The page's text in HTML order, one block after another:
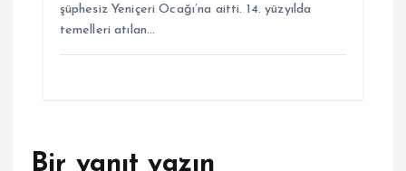
şüphesiz Yeniçeri Ocağı’na aitti. 14. yüzyılda
temelleri atılan…
Bir yanıt yazın